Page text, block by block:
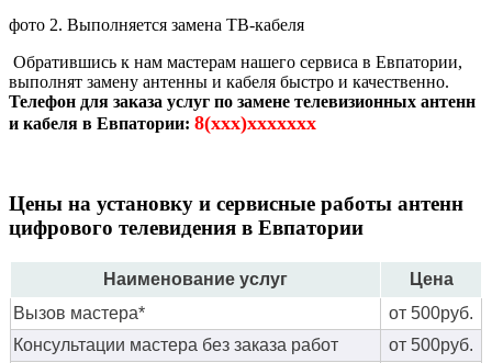
фото 2. Выполняется замена ТВ-кабеля
Обратившись к нам мастерам нашего сервиса в Евпатории,
выполнят замену антенны и кабеля быстро и качественно.
Телефон для заказа услуг по замене телевизионных антенн
и кабеля в Евпатории: 8(xxx)xxxxxxx
Цены на установку и сервисные работы антенн
цифрового телевидения в Евпатории
Наименование услуг
Цена
Вызов мастера*
от 500руб.
Консультации мастера без заказа работ
от 500руб.